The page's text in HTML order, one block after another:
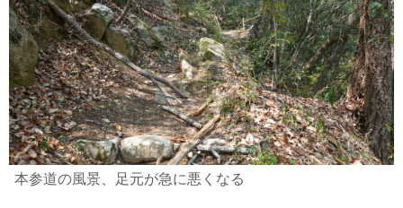
本参道の風景、足元が急に悪くなる